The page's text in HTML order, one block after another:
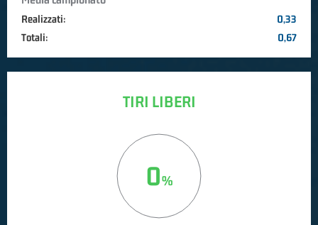
Realizzati:
0,33
Totali:
0,67
TIRI LIBERI
0